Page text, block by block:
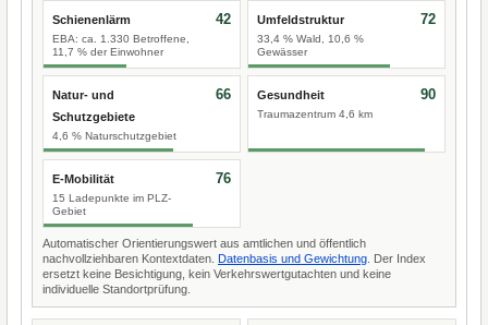
Schienenlärm
EBA: ca. 1.330 Betroffene,
11,7 % der Einwohner
42 Umfeldstruktur
33,4 % Wald, 10,6 %
Gewässer
72
Natur- und
Schutzgebiete
4,6 % Naturschutzgebiet
66 Gesundheit
Traumazentrum 4,6 km
90
E-Mobilität
15 Ladepunkte im PLZ-
Gebiet
76
Automatischer Orientierungswert aus amtlichen und öffentlich
nachvollziehbaren Kontextdaten. Datenbasis und Gewichtung . Der Index
ersetzt keine Besichtigung, kein Verkehrswertgutachten und keine
individuelle Standortprüfung.